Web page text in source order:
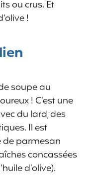
ou crus. Et
!
soupe au
! C’est une
du lard, des
Il est
parmesan
concassées
d’olive).